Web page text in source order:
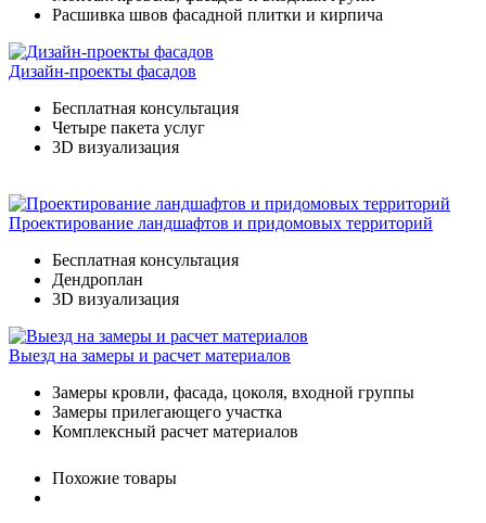
Расшивка швов фасадной плитки и кирпича
Дизайн-проекты фасадов
Бесплатная консультация
Четыре пакета услуг
3D визуализация
Проектирование ландшафтов и придомовых территорий
Бесплатная консультация
Дендроплан
3D визуализация
Выезд на замеры и расчет материалов
Замеры кровли, фасада, цоколя, входной группы
Замеры прилегающего участка
Комплексный расчет материалов
Похожие товары